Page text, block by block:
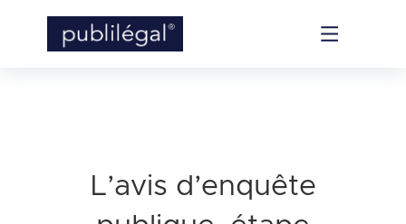
L’avis d’enquête